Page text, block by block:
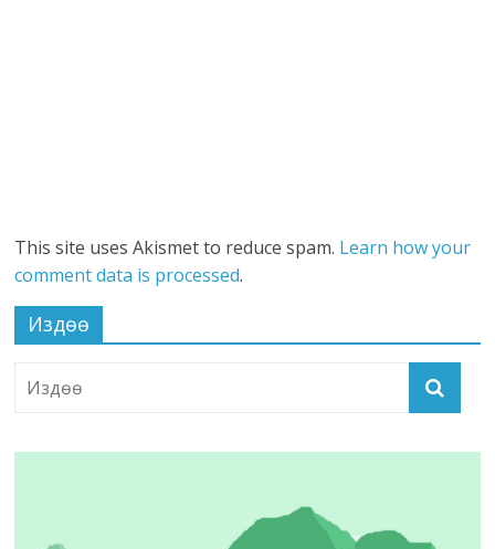
This site uses Akismet to reduce spam. Learn how your
comment data is processed.
Издөө